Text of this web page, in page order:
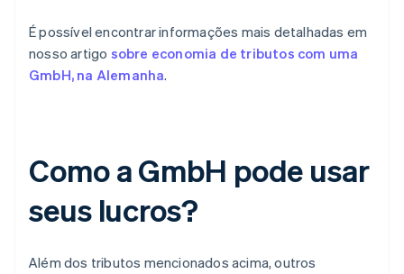
É possível encontrar informações mais detalhadas em
nosso artigo sobre economia de tributos com uma
GmbH, na Alemanha.
Como a GmbH pode usar
seus lucros?
Além dos tributos mencionados acima, outros